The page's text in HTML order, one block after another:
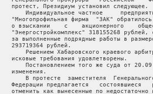
   протест, Президиум установил следующее.
Индивидуальное частное
"Многопрофильная фирма  "ЗАК"
о взыскании    с    акционерного
"Энергостройкомплекс" 318155268 рублей,
за выполненные подрядные работы в
   293719364 рублей.
Решением Хабаровского краевого
   исковые требования удовлетворены.
Постановлением того же суда от
   изменения.
В протесте  заместителя
Федерации предлагается   состоявшиеся
отменить как вынесенные по недостаточно